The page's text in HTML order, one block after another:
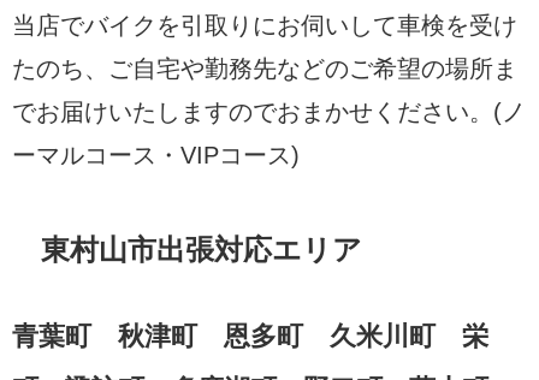
当店でバイクを引取りにお伺いして車検を受け
たのち、ご自宅や勤務先などのご希望の場所ま
でお届けいたしますのでおまかせください。(ノ
ーマルコース・VIPコース)
東村山市出張対応エリア
青葉町 秋津町 恩多町 久米川町 栄